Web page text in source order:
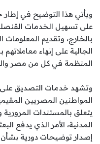
ويأتي هذا التوضيح في
على تسهيل الخدمات
بالخارج، وتقديم المعلومات
الجالية على إنهاء
المنظمة في كل من مصر
وتشهد خدمات التصديق على
المواطنين المصريين
يتعلق بالمستندات المرورية
المدنية، الأمر الذي يدفع
إصدار توضيحات دورية